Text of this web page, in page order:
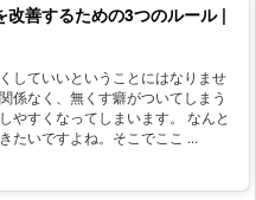
善するための3つのルール |
していいということにはなりませ
係なく、無くす癖がついてしまう
やすくなってしまいます。 なんと
たいですよね。そこでここ ...